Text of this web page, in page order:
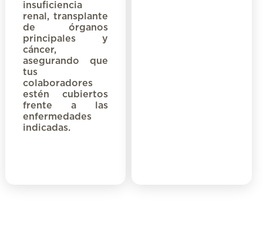
insuficiencia
renal, transplante
de órganos
principales y
cáncer,
asegurando que
tus
colaboradores
estén cubiertos
frente a las
enfermedades
indicadas.